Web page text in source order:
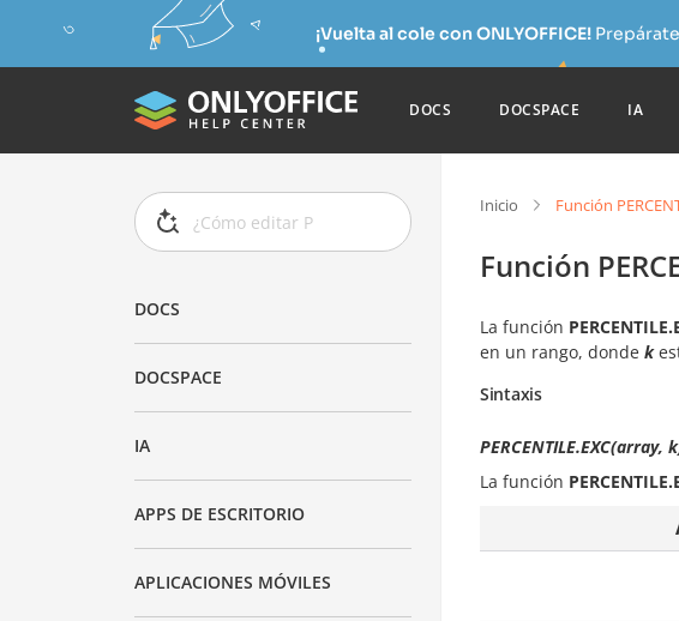
¡Vuelta al cole con ONLYOFFICE!
DOCS DOCSPACE IA
DOCS
DOCSPACE
IA
APPS DE ESCRITORIO
APLICACIONES MÓVILES
Inicio Función
Función
La función
en un rango, donde k
Sintaxis
PERCENTILE.EXC(array,
La función